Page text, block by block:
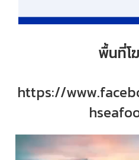
พื้นที่โ
https://